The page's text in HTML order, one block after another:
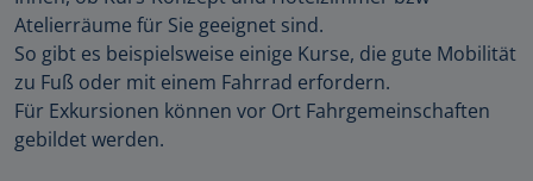
Atelierräume für Sie geeignet sind.
So gibt es beispielsweise einige Kurse, die gute Mobilität
zu Fuß oder mit einem Fahrrad erfordern.
Für Exkursionen können vor Ort Fahrgemeinschaften
gebildet werden.